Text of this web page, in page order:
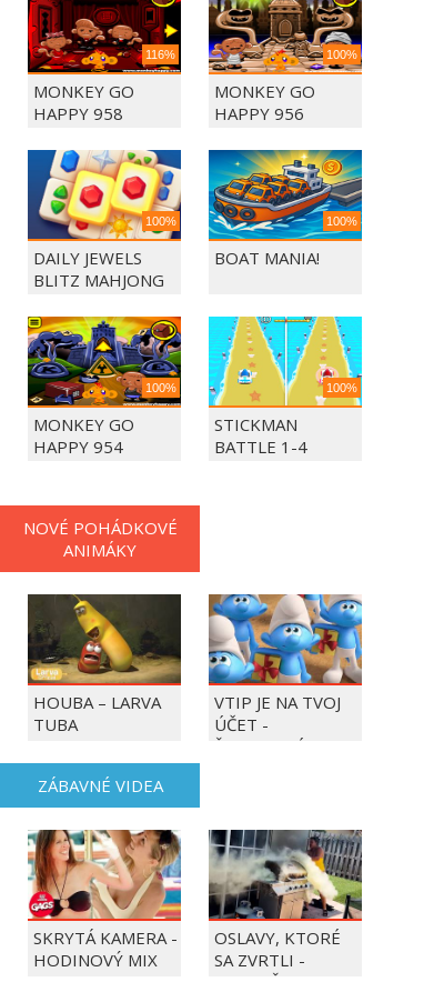
116%
MONKEY GO
HAPPY 958
100%
MONKEY GO
HAPPY 956
100%
DAILY JEWELS
BLITZ MAHJONG
100%
BOAT MANIA!
100%
MONKEY GO
HAPPY 954
100%
STICKMAN
BATTLE 1-4
NOVÉ POHÁDKOVÉ
ANIMÁKY
HOUBA – LARVA
TUBA
VTIP JE NA TVOJ
ÚČET -
ŠMOULOVÉ
ZÁBAVNÉ VIDEA
SKRYTÁ KAMERA -
HODINOVÝ MIX
OSLAVY, KTORÉ
SA ZVRTLI -